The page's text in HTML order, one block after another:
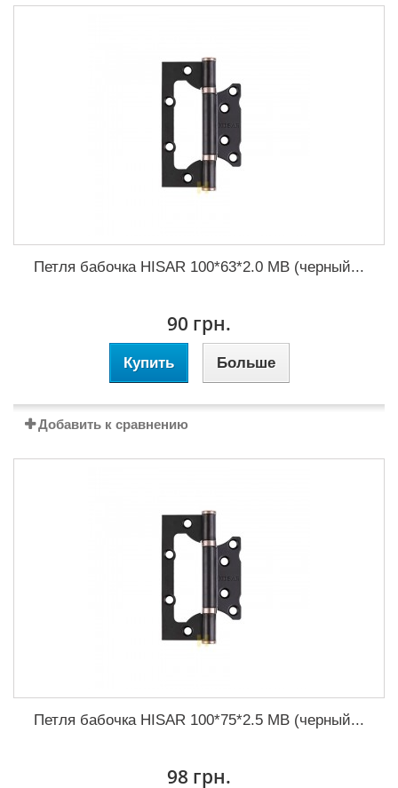
Петля бабочка HISAR 100*63*2.0 MB (черный...
90 грн.
Купить Больше
Добавить к сравнению
Петля бабочка HISAR 100*75*2.5 MB (черный...
98 грн.